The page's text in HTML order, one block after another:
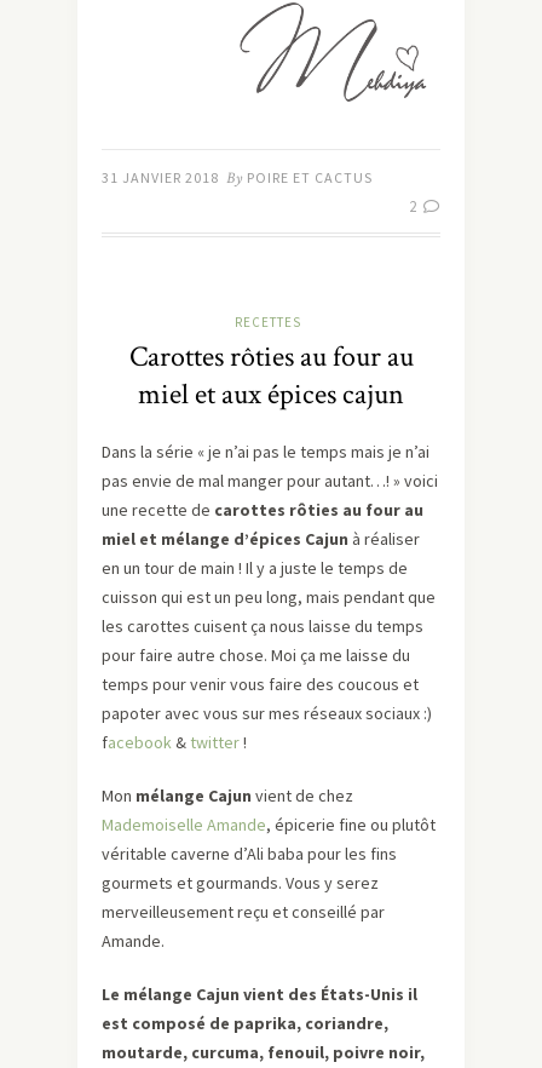
31 JANVIER 2018 By POIRE ET CACTUS
2
RECETTES
Carottes rôties au four au
miel et aux épices cajun
Dans la série « je n’ai pas le temps mais je n’ai
pas envie de mal manger pour autant…! » voici
une recette de carottes rôties au four au
miel et mélange d’épices Cajun à réaliser
en un tour de main ! Il y a juste le temps de
cuisson qui est un peu long, mais pendant que
les carottes cuisent ça nous laisse du temps
pour faire autre chose. Moi ça me laisse du
temps pour venir vous faire des coucous et
papoter avec vous sur mes réseaux sociaux :)
facebook & twitter!
Mon mélange Cajun vient de chez
Mademoiselle Amande, épicerie fine ou plutôt
véritable caverne d’Ali baba pour les fins
gourmets et gourmands. Vous y serez
merveilleusement reçu et conseillé par
Amande.
Le mélange Cajun vient des États-Unis il
est composé de paprika, coriandre,
moutarde, curcuma, fenouil, poivre noir,